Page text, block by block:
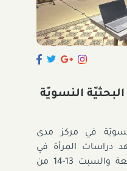
النسويّة
في مركز مدى
دراسات المرأة في
جامعة بير زيت، يومَيِ الجمعة والسبت 13-14 من